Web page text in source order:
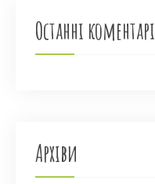
Останні коментарі
Архіви